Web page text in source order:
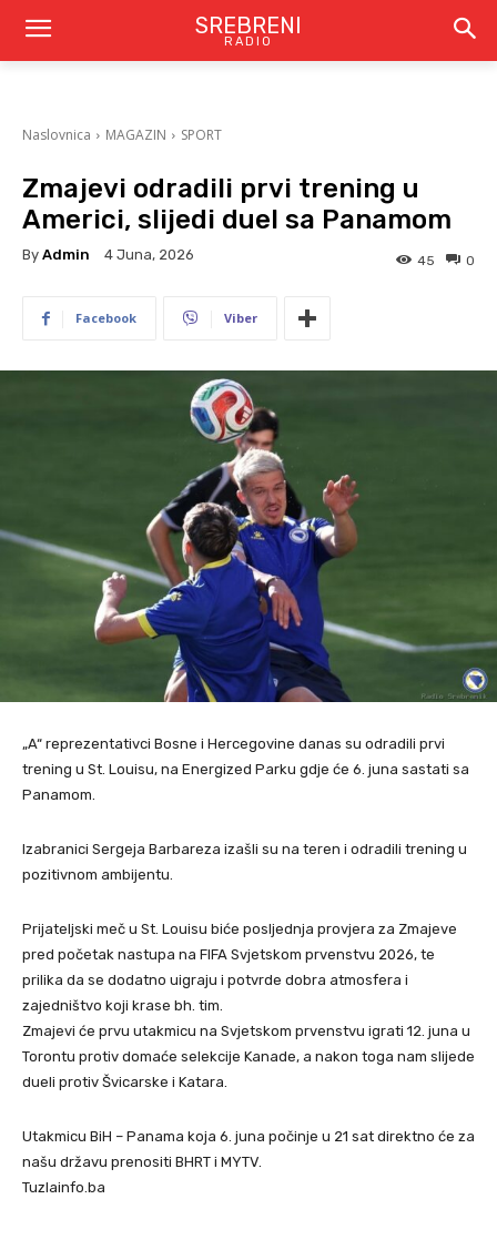
SREBRENI
RADIO
Naslovnica MAGAZIN SPORT
Zmajevi odradili prvi trening u
Americi, slijedi duel sa Panamom
By Admin 4 Juna, 2026 0
45
Facebook Viber
„A“ reprezentativci Bosne i Hercegovine danas su odradili prvi
trening u St. Louisu, na Energized Parku gdje će 6. juna sastati sa
Panamom.
Izabranici Sergeja Barbareza izašli su na teren i odradili trening u
pozitivnom ambijentu.
Prijateljski meč u St. Louisu biće posljednja provjera za Zmajeve
pred početak nastupa na FIFA Svjetskom prvenstvu 2026, te
prilika da se dodatno uigraju i potvrde dobra atmosfera i
zajedništvo koji krase bh. tim.
Zmajevi će prvu utakmicu na Svjetskom prvenstvu igrati 12. juna u
Torontu protiv domaće selekcije Kanade, a nakon toga nam slijede
dueli protiv Švicarske i Katara.
Utakmicu BiH – Panama koja 6. juna počinje u 21 sat direktno će za
našu državu prenositi BHRT i MYTV.
Tuzlainfo.ba